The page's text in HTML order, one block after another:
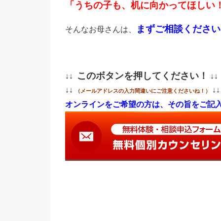
「うちの子も、机に向かってほしい
そんなお母さんは、 まずご相談ください
↓↓ このボタンを押してください！
↓↓
↓↓
（メールアドレスの入力間違いにご注意くださいね！）
↓↓
オンラインをご希望の方は、その旨をご記